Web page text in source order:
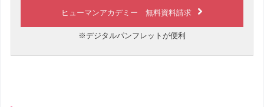
ヒューマンアカデミー 無料資料請求
※デジタルパンフレットが便利